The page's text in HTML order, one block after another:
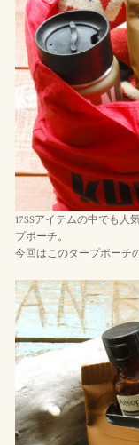
17SSアイテムの中でも人
プポーチ。
今回はこのタープポーチ